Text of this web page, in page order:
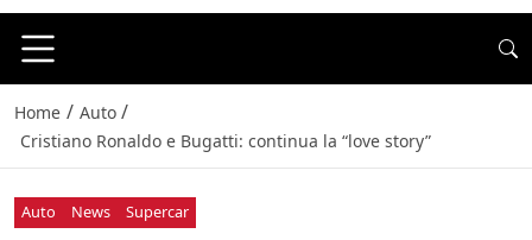
Home / Auto /
Cristiano Ronaldo e Bugatti: continua la “love story”
Auto News Supercar